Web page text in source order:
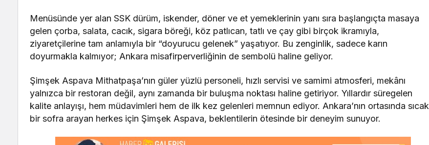
Menüsünde yer alan SSK dürüm, iskender, döner ve et yemeklerinin yanı sıra başlangıçta masaya
gelen çorba, salata, cacık, sigara böreği, köz patlıcan, tatlı ve çay gibi birçok ikramıyla,
ziyaretçilerine tam anlamıyla bir “doyurucu gelenek” yaşatıyor. Bu zenginlik, sadece karın
doyurmakla kalmıyor; Ankara misafirperverliğinin de sembolü haline geliyor.
Şimşek Aspava Mithatpaşa’nın güler yüzlü personeli, hızlı servisi ve samimi atmosferi, mekânı
yalnızca bir restoran değil, aynı zamanda bir buluşma noktası haline getiriyor. Yıllardır süregelen
kalite anlayışı, hem müdavimleri hem de ilk kez gelenleri memnun ediyor. Ankara’nın ortasında sıcak
bir sofra arayan herkes için Şimşek Aspava, beklentilerin ötesinde bir deneyim sunuyor.